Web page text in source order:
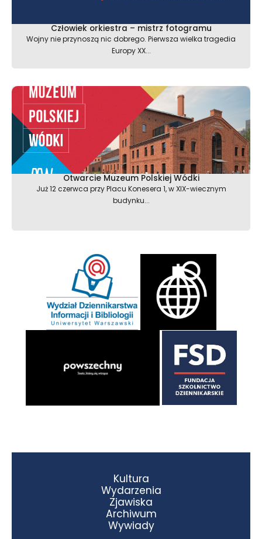
Człowiek orkiestra – mistrz fotogramu
Wojny nie przynoszą nic dobrego. Pierwsza wielka tragedia
Europy XX...
Otwarcie Muzeum Polskiej Wódki
Już 12 czerwca przy Placu Konesera 1, w XIX-wiecznym
budynku...
Kultura
Wydarzenia
Zjawiska
Archiwum
Wywiady